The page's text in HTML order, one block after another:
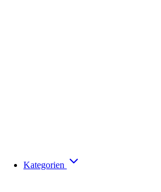
Kategorien